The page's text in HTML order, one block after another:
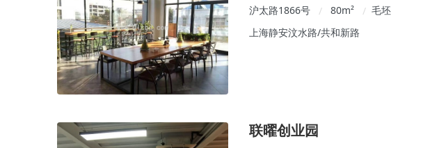
沪太路1866号 / 80m² / 毛坯
上海静安汶水路/共和新路
联曜创业园